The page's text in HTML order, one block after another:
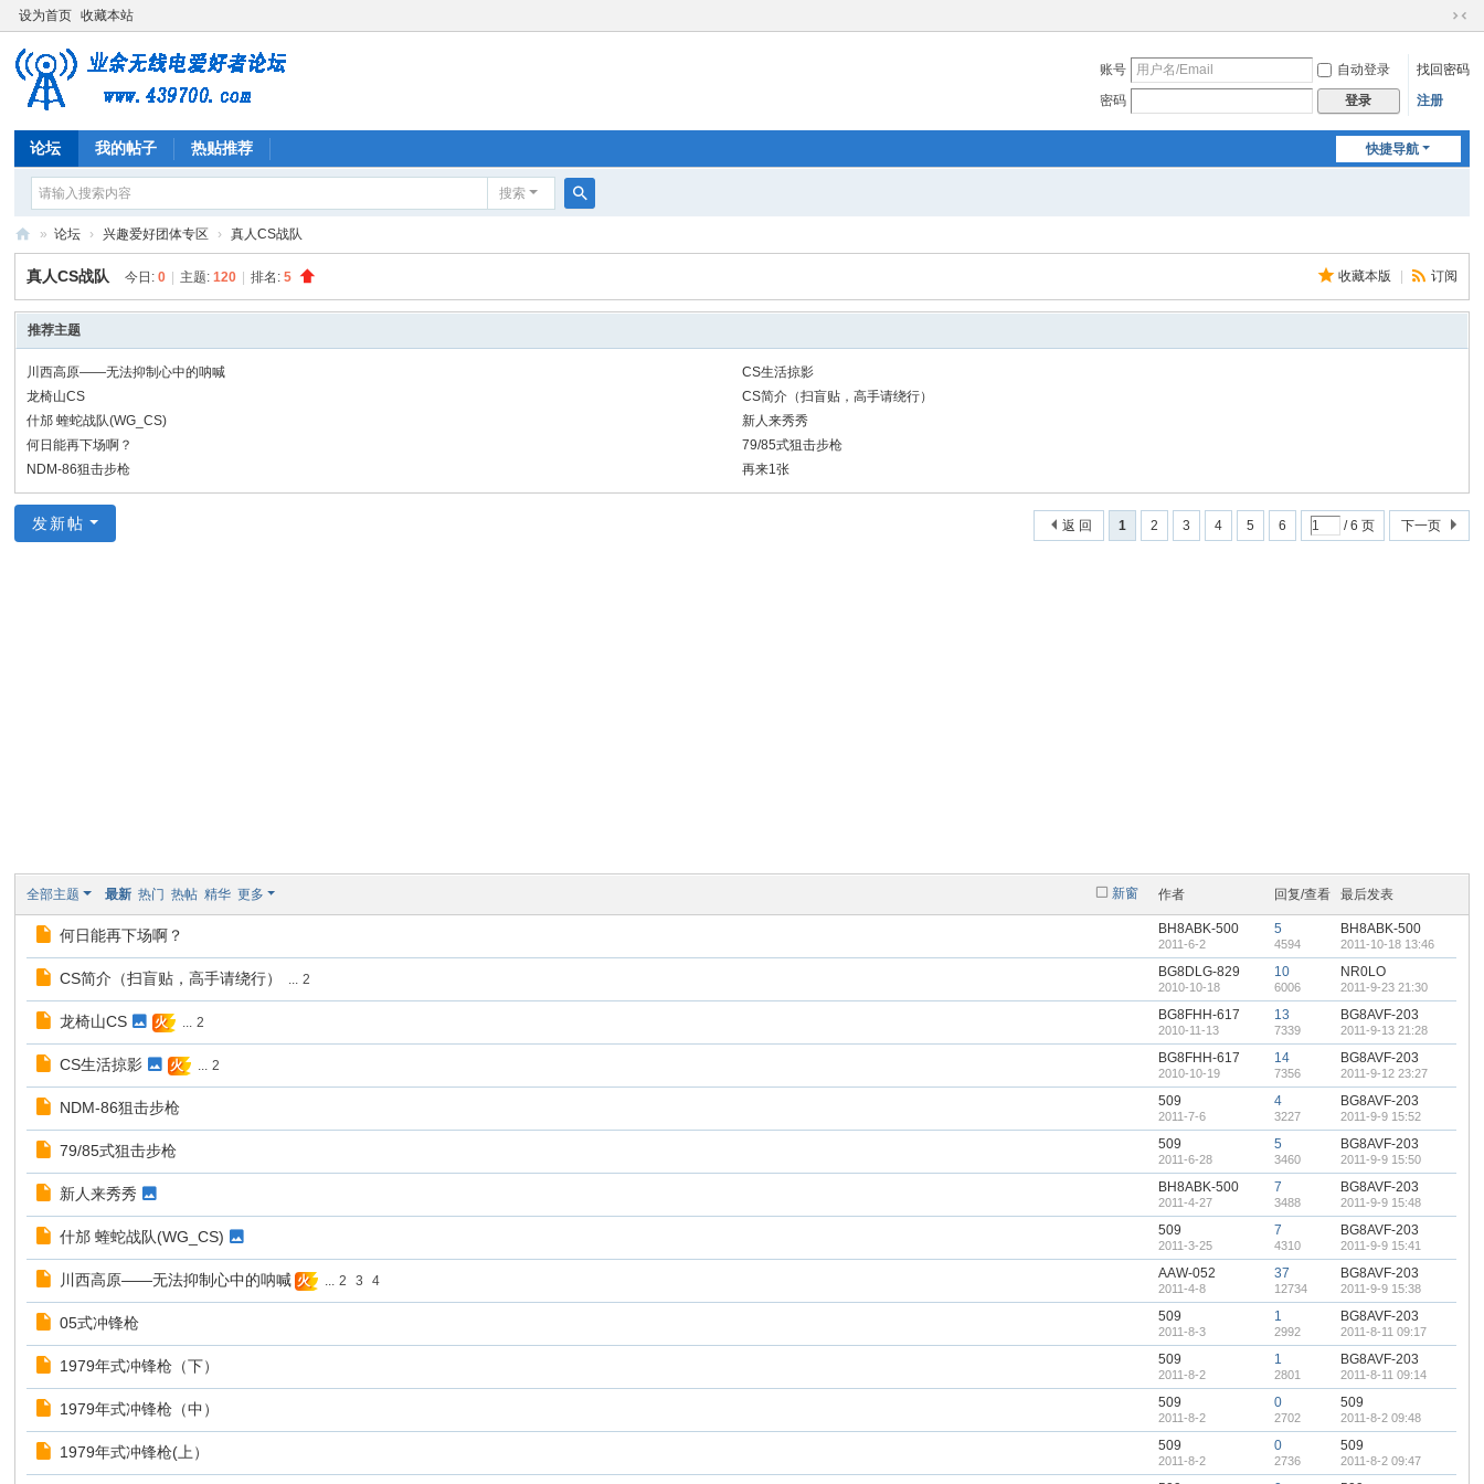
设为首页 收藏本站
切
到
账号 自动登录
找回密码
密码
登录 注册
快捷导航
论坛 我的帖子 热贴推荐
搜索
索
业
余
无
线
电
爱
者
» 论坛 › 兴趣爱好团体专区 › 真人CS战队
收藏本版 订阅
真人CS战队 今日:0 主题:120 排名:5
推荐主题
川西高原——无法抑制心中的呐喊
CS生活掠影
龙椅山CS
CS简介（扫盲贴，高手请绕行）
什邡 蝰蛇战队(WG_CS)
新人来秀秀
何日能再下场啊？
79/85式狙击步枪
NDM-86狙击步枪
再来1张
1 2 3 4 5 6 / 6 页 下一页
返 回
发新帖
新窗
全部主题 最新 热门 热帖 精华 更多 作者 回复/查看 最后发表
何日能再下场啊？ BH8ABK-500
2011-6-2
5
4594
BH8ABK-500
2011-10-18 13:46
CS简介（扫盲贴，高手请绕行） ... 2 BG8DLG-829
2010-10-18
10
6006
NR0LO
2011-9-23 21:30
龙椅山CS 火 ... 2 BG8FHH-617
2010-11-13
13
7339
BG8AVF-203
2011-9-13 21:28
CS生活掠影 火 ... 2 BG8FHH-617
2010-10-19
14
7356
BG8AVF-203
2011-9-12 23:27
NDM-86狙击步枪 509
2011-7-6
4
3227
BG8AVF-203
2011-9-9 15:52
79/85式狙击步枪 509
2011-6-28
5
3460
BG8AVF-203
2011-9-9 15:50
新人来秀秀 BH8ABK-500
2011-4-27
7
3488
BG8AVF-203
2011-9-9 15:48
什邡 蝰蛇战队(WG_CS) 509
2011-3-25
7
4310
BG8AVF-203
2011-9-9 15:41
川西高原——无法抑制心中的呐喊 火 ... 2 3 4 AAW-052
2011-4-8
37
12734
BG8AVF-203
2011-9-9 15:38
05式冲锋枪 509
2011-8-3
1
2992
BG8AVF-203
2011-8-11 09:17
1979年式冲锋枪（下） 509
2011-8-2
1
2801
BG8AVF-203
2011-8-11 09:14
1979年式冲锋枪（中） 509
2011-8-2
0
2702
509
2011-8-2 09:48
1979年式冲锋枪(上） 509
2011-8-2
0
2736
509
2011-8-2 09:47